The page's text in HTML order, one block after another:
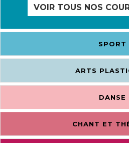
VOIR TOUS NOS
SPORT
ARTS
DANSE
CHANT ET